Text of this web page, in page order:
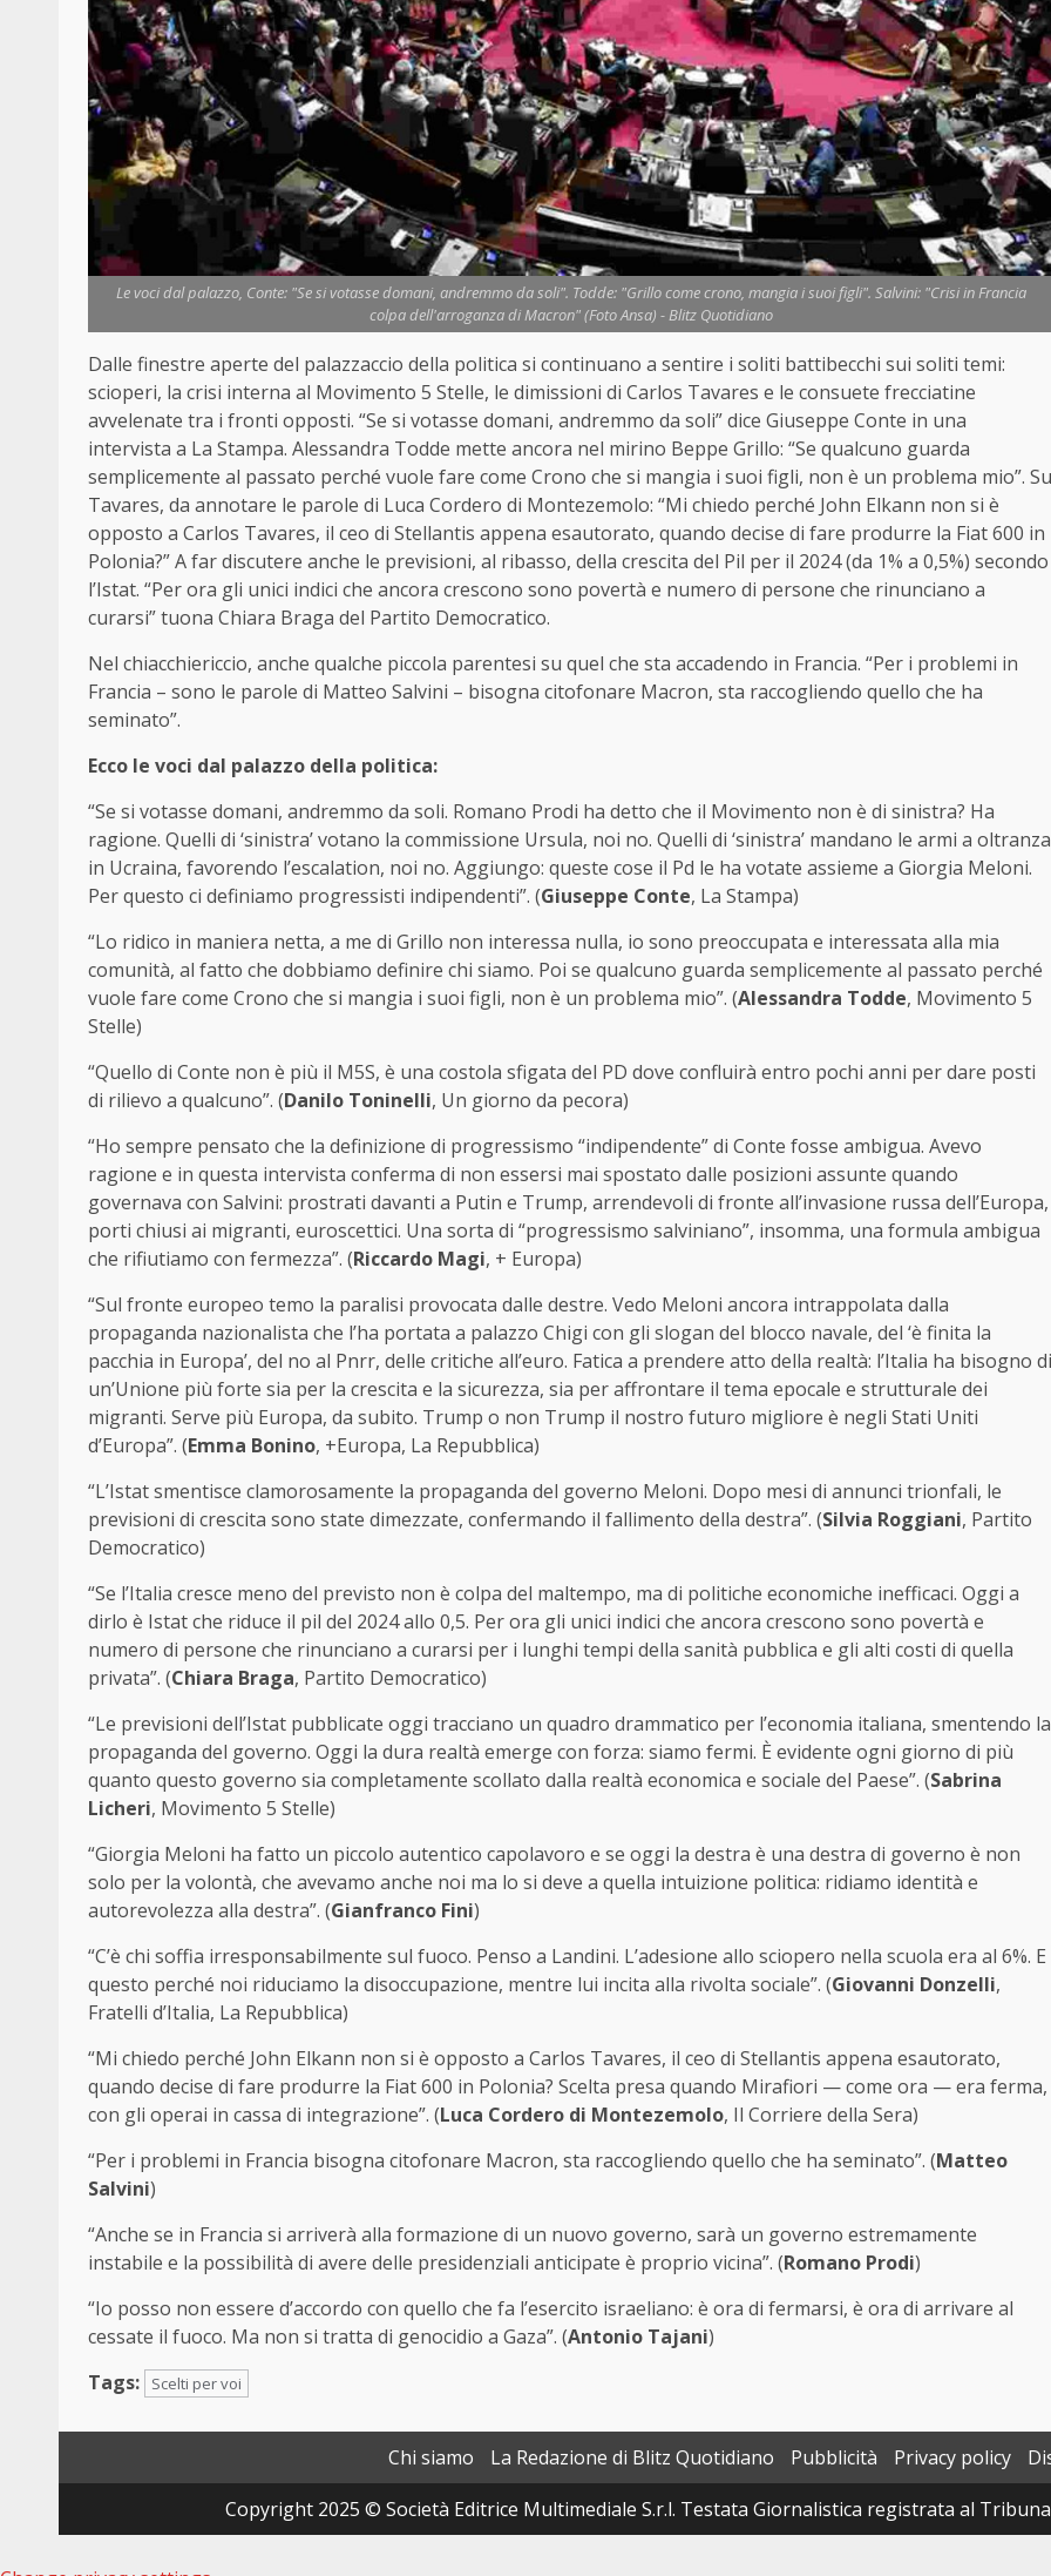
Le voci dal palazzo, Conte: "Se si votasse domani, andremmo da soli". Todde: "Grillo come crono, mangia i suoi figli". Salvini: "Crisi in Francia
colpa dell'arroganza di Macron" (Foto Ansa) - Blitz Quotidiano
Dalle finestre aperte del palazzaccio della politica si continuano a sentire i soliti battibecchi sui soliti temi:
scioperi, la crisi interna al Movimento 5 Stelle, le dimissioni di Carlos Tavares e le consuete frecciatine
avvelenate tra i fronti opposti. “Se si votasse domani, andremmo da soli” dice Giuseppe Conte in una
intervista a La Stampa. Alessandra Todde mette ancora nel mirino Beppe Grillo: “Se qualcuno guarda
semplicemente al passato perché vuole fare come Crono che si mangia i suoi figli, non è un problema mio”. Su
Tavares, da annotare le parole di Luca Cordero di Montezemolo: “Mi chiedo perché John Elkann non si è
opposto a Carlos Tavares, il ceo di Stellantis appena esautorato, quando decise di fare produrre la Fiat 600 in
Polonia?” A far discutere anche le previsioni, al ribasso, della crescita del Pil per il 2024 (da 1% a 0,5%) secondo
l’Istat. “Per ora gli unici indici che ancora crescono sono povertà e numero di persone che rinunciano a
curarsi” tuona Chiara Braga del Partito Democratico.
Nel chiacchiericcio, anche qualche piccola parentesi su quel che sta accadendo in Francia. “Per i problemi in
Francia – sono le parole di Matteo Salvini – bisogna citofonare Macron, sta raccogliendo quello che ha
seminato”.
Ecco le voci dal palazzo della politica:
“Se si votasse domani, andremmo da soli. Romano Prodi ha detto che il Movimento non è di sinistra? Ha
ragione. Quelli di ‘sinistra’ votano la commissione Ursula, noi no. Quelli di ‘sinistra’ mandano le armi a oltranza
in Ucraina, favorendo l’escalation, noi no. Aggiungo: queste cose il Pd le ha votate assieme a Giorgia Meloni.
Per questo ci definiamo progressisti indipendenti”. (Giuseppe Conte, La Stampa)
“Lo ridico in maniera netta, a me di Grillo non interessa nulla, io sono preoccupata e interessata alla mia
comunità, al fatto che dobbiamo definire chi siamo. Poi se qualcuno guarda semplicemente al passato perché
vuole fare come Crono che si mangia i suoi figli, non è un problema mio”. (Alessandra Todde, Movimento 5
Stelle)
“Quello di Conte non è più il M5S, è una costola sfigata del PD dove confluirà entro pochi anni per dare posti
di rilievo a qualcuno”. (Danilo Toninelli, Un giorno da pecora)
“Ho sempre pensato che la definizione di progressismo “indipendente” di Conte fosse ambigua. Avevo
ragione e in questa intervista conferma di non essersi mai spostato dalle posizioni assunte quando
governava con Salvini: prostrati davanti a Putin e Trump, arrendevoli di fronte all’invasione russa dell’Europa,
porti chiusi ai migranti, euroscettici. Una sorta di “progressismo salviniano”, insomma, una formula ambigua
che rifiutiamo con fermezza”. (Riccardo Magi, + Europa)
“Sul fronte europeo temo la paralisi provocata dalle destre. Vedo Meloni ancora intrappolata dalla
propaganda nazionalista che l’ha portata a palazzo Chigi con gli slogan del blocco navale, del ‘è finita la
pacchia in Europa’, del no al Pnrr, delle critiche all’euro. Fatica a prendere atto della realtà: l’Italia ha bisogno di
un’Unione più forte sia per la crescita e la sicurezza, sia per affrontare il tema epocale e strutturale dei
migranti. Serve più Europa, da subito. Trump o non Trump il nostro futuro migliore è negli Stati Uniti
d’Europa”. (Emma Bonino, +Europa, La Repubblica)
“L’Istat smentisce clamorosamente la propaganda del governo Meloni. Dopo mesi di annunci trionfali, le
previsioni di crescita sono state dimezzate, confermando il fallimento della destra”. (Silvia Roggiani, Partito
Democratico)
“Se l’Italia cresce meno del previsto non è colpa del maltempo, ma di politiche economiche inefficaci. Oggi a
dirlo è Istat che riduce il pil del 2024 allo 0,5. Per ora gli unici indici che ancora crescono sono povertà e
numero di persone che rinunciano a curarsi per i lunghi tempi della sanità pubblica e gli alti costi di quella
privata”. (Chiara Braga, Partito Democratico)
“Le previsioni dell’Istat pubblicate oggi tracciano un quadro drammatico per l’economia italiana, smentendo la
propaganda del governo. Oggi la dura realtà emerge con forza: siamo fermi. È evidente ogni giorno di più
quanto questo governo sia completamente scollato dalla realtà economica e sociale del Paese”. (Sabrina
Licheri, Movimento 5 Stelle)
“Giorgia Meloni ha fatto un piccolo autentico capolavoro e se oggi la destra è una destra di governo è non
solo per la volontà, che avevamo anche noi ma lo si deve a quella intuizione politica: ridiamo identità e
autorevolezza alla destra”. (Gianfranco Fini)
“C’è chi soffia irresponsabilmente sul fuoco. Penso a Landini. L’adesione allo sciopero nella scuola era al 6%. E
questo perché noi riduciamo la disoccupazione, mentre lui incita alla rivolta sociale”. (Giovanni Donzelli,
Fratelli d’Italia, La Repubblica)
“Mi chiedo perché John Elkann non si è opposto a Carlos Tavares, il ceo di Stellantis appena esautorato,
quando decise di fare produrre la Fiat 600 in Polonia? Scelta presa quando Mirafiori — come ora — era ferma,
con gli operai in cassa di integrazione”. (Luca Cordero di Montezemolo, Il Corriere della Sera)
“Per i problemi in Francia bisogna citofonare Macron, sta raccogliendo quello che ha seminato”. (Matteo
Salvini)
“Anche se in Francia si arriverà alla formazione di un nuovo governo, sarà un governo estremamente
instabile e la possibilità di avere delle presidenziali anticipate è proprio vicina”. (Romano Prodi)
“Io posso non essere d’accordo con quello che fa l’esercito israeliano: è ora di fermarsi, è ora di arrivare al
cessate il fuoco. Ma non si tratta di genocidio a Gaza”. (Antonio Tajani)
Tags:
Scelti per voi
Chi siamo La Redazione di Blitz Quotidiano Pubblicità Privacy policy
Copyright 2025 © Società Editrice Multimediale S.r.l. Testata Giornalistica registrata al